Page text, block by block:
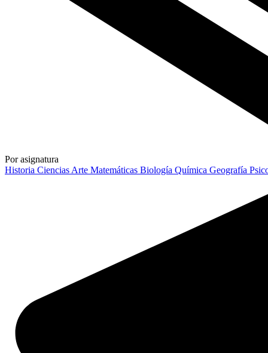
Por asignatura
Historia Ciencias Arte Matemáticas Biología Química Geografía